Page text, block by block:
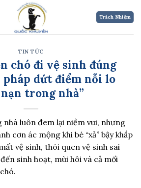
Trách Nhiệm
TIN TỨC
chó đi vệ sinh đúng
pháp dứt điểm nỗi lo
trong nhà”
luôn đem lại niềm vui, nhưng
cơn ác mộng khi bé “xả” bậy khắp
vệ sinh, thói quen vệ sinh sai
sinh hoạt, mùi hôi và cả mối